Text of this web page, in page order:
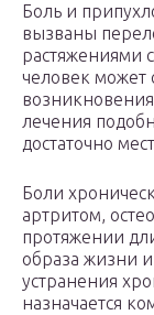
Боль и
вызваны
растяжениями
человек может
лечения
достаточно
Боли
артритом,
протяжении
образа жизни
устранения
назначается